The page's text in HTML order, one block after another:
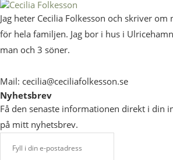
Jag heter Cecilia Folkesson och skriver
för hela familjen. Jag bor i hus i
man och 3 söner.
Mail: cecilia@ceciliafolkesson.se
Nyhetsbrev
Få den senaste informationen direkt i din
på mitt nyhetsbrev.